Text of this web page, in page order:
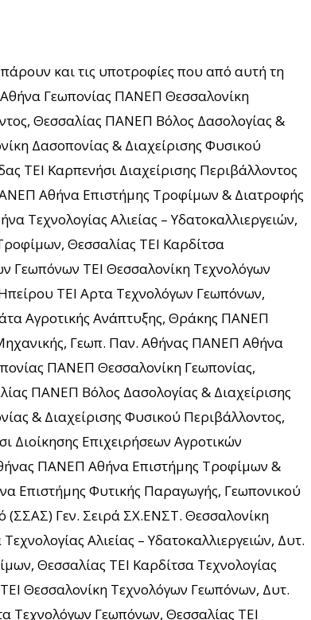
και τις υποτροφίες που από αυτή τη
Γεωπονίας ΠΑΝΕΠ Θεσσαλονίκη
Θεσσαλίας ΠΑΝΕΠ Βόλος Δασολογίας &
Δασοπονίας & Διαχείρισης Φυσικού
ΤΕΙ Καρπενήσι Διαχείρισης Περιβάλλοντος
Αθήνα Επιστήμης Τροφίμων & Διατροφής
Αλιείας – Υδατοκαλλιεργειών,
Θεσσαλίας ΤΕΙ Καρδίτσα
Γεωπόνων ΤΕΙ Θεσσαλονίκη Τεχνολόγων
ΤΕΙ Αρτα Τεχνολόγων Γεωπόνων,
Αγροτικής Ανάπτυξης, Θράκης ΠΑΝΕΠ
Γεωπ. Παν. Αθήνας ΠΑΝΕΠ Αθήνα
ΠΑΝΕΠ Θεσσαλονίκη Γεωπονίας,
ΠΑΝΕΠ Βόλος Δασολογίας & Διαχείρισης
& Διαχείρισης Φυσικού Περιβάλλοντος,
Διοίκησης Επιχειρήσεων Αγροτικών
ΠΑΝΕΠ Αθήνα Επιστήμης Τροφίμων &
Επιστήμης Φυτικής Παραγωγής, Γεωπονικού
(ΣΣΑΣ) Γεν. Σειρά ΣΧ.ΕΝΣΤ. Θεσσαλονίκη
Αλιείας – Υδατοκαλλιεργειών, Δυτ.
Θεσσαλίας ΤΕΙ Καρδίτσα Τεχνολογίας
Θεσσαλονίκη Τεχνολόγων Γεωπόνων, Δυτ.
Τεχνολόγων Γεωπόνων, Θεσσαλίας ΤΕΙ